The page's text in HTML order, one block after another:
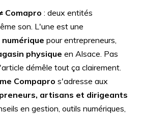
Comapro : deux entités
son. L'une est une
pour entrepreneurs,
physique en Alsace. Pas
démêle tout ça clairement.
Compapro s'adresse aux
artisans et dirigeants
en gestion, outils numériques,